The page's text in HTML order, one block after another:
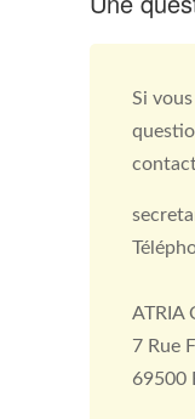
Si
ATRIA
7 Rue
69500